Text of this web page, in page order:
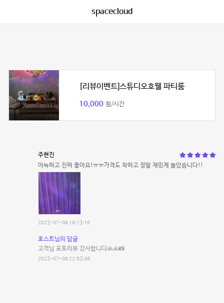
spacecloud
[리뷰이벤트]스튜디오호웰 파티룸
10,000 원/시간
주현진
아늑하고 진짜 좋아요!ㅠㅠ가격도 착하고 정말 재밌게 놀았슴니다!!
2023-07-08 16:13:16
호스트님의 답글
고객님 포토리뷰 감사합니다🙏🙏📸
2023-07-08 22:53:46